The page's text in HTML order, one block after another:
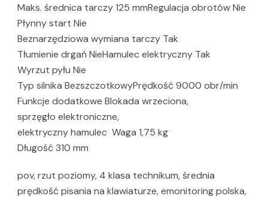
Maks. średnica tarczy 125 mmRegulacja obrotów Nie
Płynny start Nie
Beznarzędziowa wymiana tarczy Tak
Tłumienie drgań NieHamulec elektryczny Tak
Wyrzut pyłu Nie
Typ silnika BezszczotkowyPrędkość 9000 obr/min
Funkcje dodatkowe Blokada wrzeciona,
sprzęgło elektroniczne,
elektryczny hamulec Waga 1,75 kg
Długość 310 mm
pov, rzut poziomy, 4 klasa technikum, średnia
prędkość pisania na klawiaturze, emonitoring polska,